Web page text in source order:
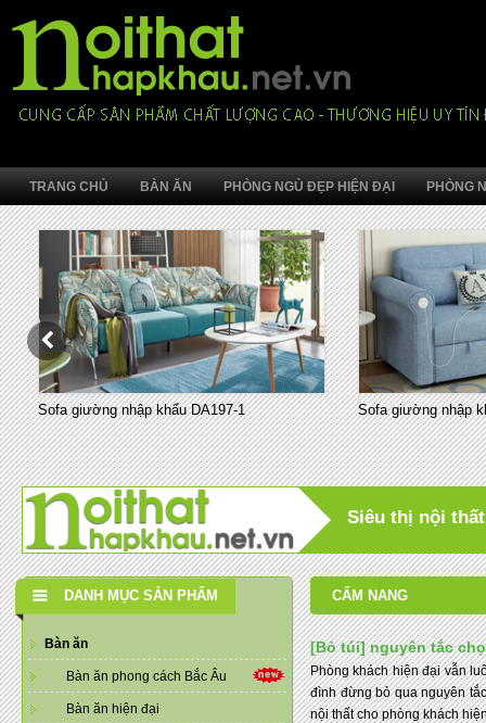
TRANG CHỦ BÀN ĂN PHÒNG NGỦ ĐẸP HIỆN ĐẠI PHÒNG
Sofa giường nhập khẩu DA197-1 Sofa giường nhập
Siêu thị nội
DANH MỤC SẢN PHẨM
Bàn ăn
Bàn ăn phong cách Bắc Âu
Bàn ăn hiện đại
CẨM NANG
[Bỏ túi] nguyên tắc
Phòng khách hiện đại vẫn
đình đừng bỏ qua nguyên
nội thất cho phòng khách